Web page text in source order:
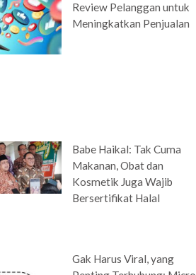
Review Pelanggan untuk
Meningkatkan Penjualan
Babe Haikal: Tak Cuma
Makanan, Obat dan
Kosmetik Juga Wajib
Bersertifikat Halal
Gak Harus Viral, yang